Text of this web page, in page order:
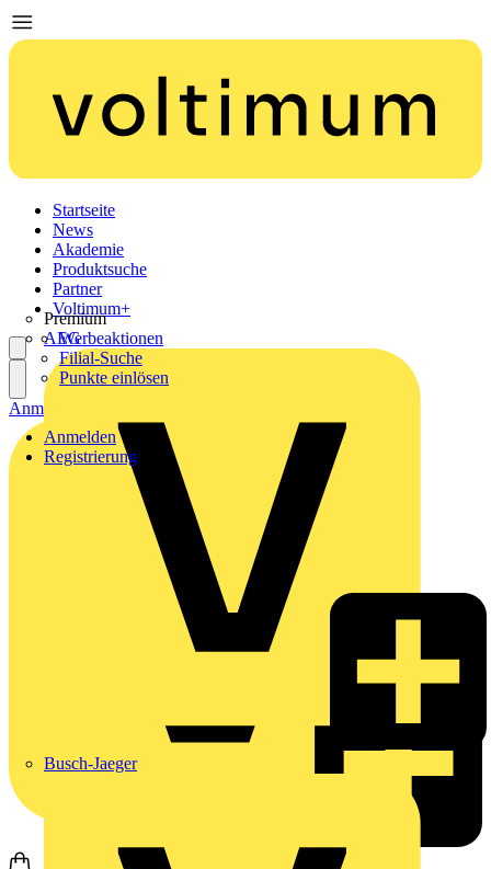
Startseite
News
Akademie
Produktsuche
Partner
Premium
AEG
Busch-Jaeger
Voltimum+
Werbeaktionen
Filial-Suche
Punkte einlösen
Anmelden
Registrierung
Anmelden